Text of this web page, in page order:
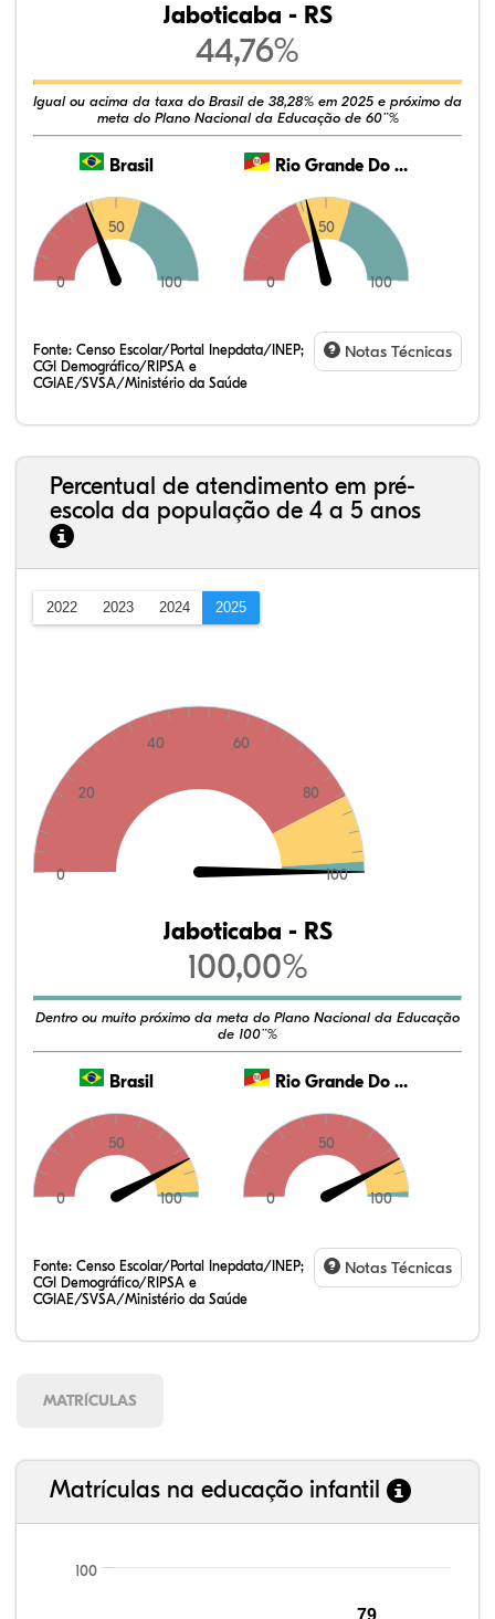
Jaboticaba - RS
44,76%
Igual ou acima da taxa do Brasil de 38,28% em 2025 e próximo da
meta do Plano Nacional da Educação de 60¨%
Brasil
0
50
100
Rio Grande Do Sul
0
50
100
Fonte: Censo Escolar/Portal Inepdata/INEP;
CGI Demográfico/RIPSA e
CGIAE/SVSA/Ministério da Saúde
Notas Técnicas
Percentual de atendimento em pré-
escola da população de 4 a 5 anos
2022 2023 2024 2025
0
20
40 60
80
100
Jaboticaba - RS
100,00%
Dentro ou muito próximo da meta do Plano Nacional da Educação
de 100¨%
Brasil
0
50
100
Rio Grande Do Sul
0
50
100
Fonte: Censo Escolar/Portal Inepdata/INEP;
CGI Demográfico/RIPSA e
CGIAE/SVSA/Ministério da Saúde
Notas Técnicas
MATRÍCULAS
Matrículas na educação infantil
100
79